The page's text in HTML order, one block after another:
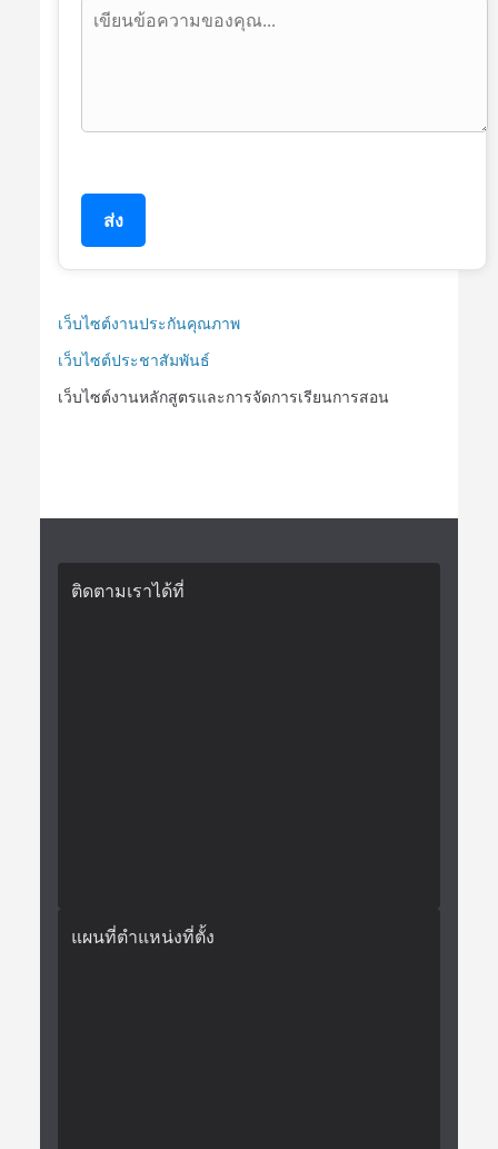
ส่ง
เว็บไซต์งานประกันคุณภาพ
เว็บไซต์ประชาสัมพันธ์
เว็บไซต์งานหลักสูตรและการจัดการเรียนการสอน
ติดตามเราได้ที่
แผนที่ตำแหน่งที่ตั้ง